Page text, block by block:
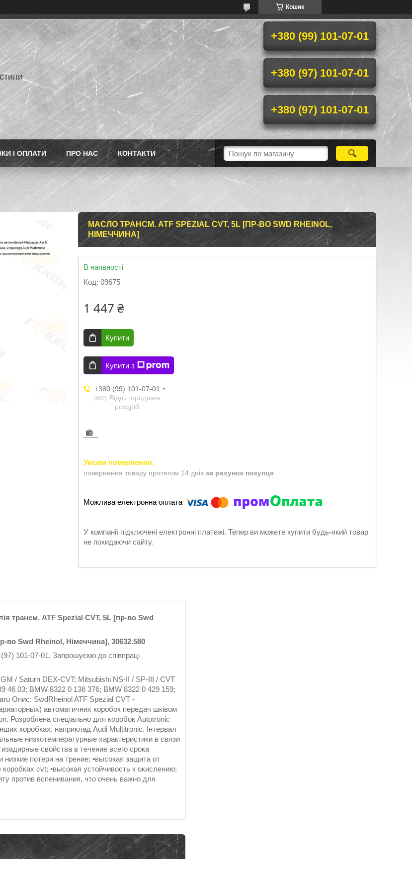
Кошик
+380 (99) 101-07-01
+380 (97) 101-07-01
+380 (97) 101-07-01
І ОПЛАТИ ПРО НАС КОНТАКТИ
МАСЛО ТРАНСМ. ATF SPEZIAL CVT, 5L [ПР-ВО SWD RHEINOL,
НІМЕЧЧИНА]
В наявності
Код: 09675
1 447 ₴
Купити
Купити з
+380 (99) 101-07-01
902
Відділ продажів
роздріб
повернення товару протягом 14 днів за рахунок покупця
У компанії підключені електронні платежі. Тепер ви можете купити будь-який товар
не покидаючи сайту.
трансм. ATF Spezial CVT, 5L [пр-во Swd
во Swd Rheinol, Німеччина], 30632.580
101-07-01. Запрошуємо до співпраці
/ Saturn DEX-CVT; Mitsubishi NS-II / SP-III / CVT
46 03; BMW 8322 0 136 376; BMW 8322 0 429 159;
Опис: SwdRheinol ATF Spezial CVT -
автоматичних коробок передач шківом
Розроблена спеціально для коробок Autotronic
коробках, наприклад Audi Multitronic. Інтервал
низкотемпературные характеристики в связи
свойства в течение всего срока
потери на трение; •высокая защита от
cvt; •высокая устойчивость к окислению;
против вспенивания, что очень важно для